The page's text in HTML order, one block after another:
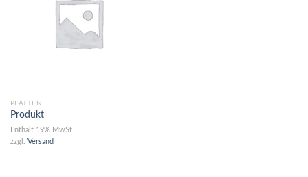
PLATTEN
Produkt
Enthält 19% MwSt.
zzgl. Versand